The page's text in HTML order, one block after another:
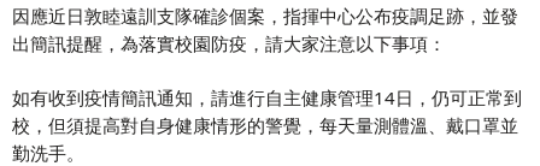
因應近日敦睦遠訓支隊確診個案，指揮中心公布疫調足跡， 並發
出簡訊提醒，為落實校園防疫，請大家注意以下事項：
如有收到疫情簡訊通知 ，請進行自主健康管理14日， 仍可正常到
校，但須提高對自身健康情形的警覺， 每天量測體溫、戴口罩並
勤洗手。